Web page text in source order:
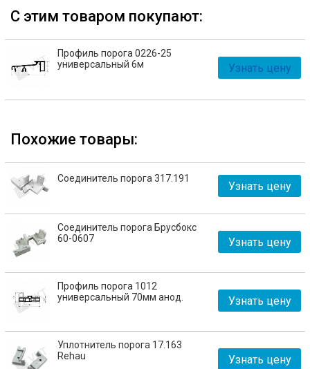
С этим товаром покупают:
Профиль порога 0226-25
универсальный 6м
Узнать цену
Похожие товары:
Соединитель порога 317.191
Узнать цену
Соединитель порога Брусбокс
60-0607
Узнать цену
Профиль порога 1012
универсальный 70мм анод.
Узнать цену
Уплотнитель порога 17.163
Rehau
Узнать цену